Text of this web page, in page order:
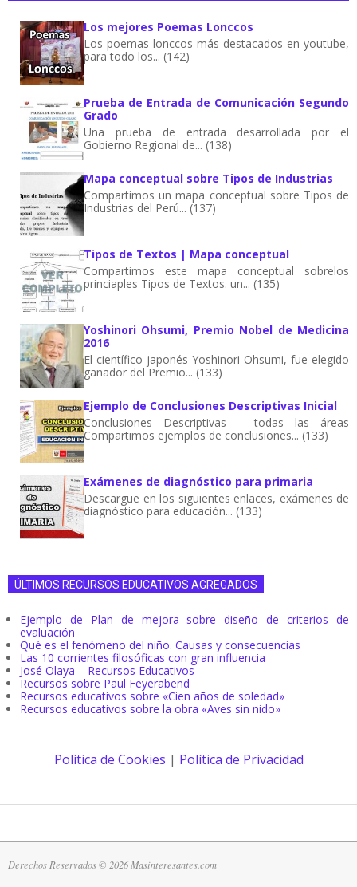
Los mejores Poemas Lonccos
Los poemas lonccos más destacados en youtube,
para todo los... (142)
Prueba de Entrada de Comunicación Segundo
Grado
Una prueba de entrada desarrollada por el
Gobierno Regional de... (138)
Mapa conceptual sobre Tipos de Industrias
Compartimos un mapa conceptual sobre Tipos de
Industrias del Perú... (137)
Tipos de Textos | Mapa conceptual
Compartimos este mapa conceptual sobrelos
princiaples Tipos de Textos. un... (135)
Yoshinori Ohsumi, Premio Nobel de Medicina
2016
El científico japonés Yoshinori Ohsumi, fue elegido
ganador del Premio... (133)
Ejemplo de Conclusiones Descriptivas Inicial
Conclusiones Descriptivas – todas las áreas
Compartimos ejemplos de conclusiones... (133)
Exámenes de diagnóstico para primaria
Descargue en los siguientes enlaces, exámenes de
diagnóstico para educación... (133)
ÚLTIMOS RECURSOS EDUCATIVOS AGREGADOS
Ejemplo de Plan de mejora sobre diseño de criterios de
evaluación
Qué es el fenómeno del niño. Causas y consecuencias
Las 10 corrientes filosóficas con gran influencia
José Olaya – Recursos Educativos
Recursos sobre Paul Feyerabend
Recursos educativos sobre «Cien años de soledad»
Recursos educativos sobre la obra «Aves sin nido»
Política de Cookies | Política de Privacidad
Derechos Reservados © 2026 Masinteresantes.com